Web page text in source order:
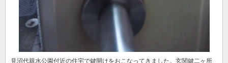
作業の流れ
作業者の紹介 技術力の秘密
特殊開錠技術 設備紹介
作業車紹介 イモビライザーの鍵紛失・製作
見沼代親水公園付近の住宅で鍵開けをおこなってきました。玄関鍵二ヶ所